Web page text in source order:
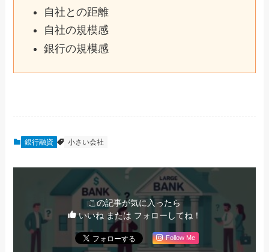
自社との距離
自社の規模感
銀行の規模感
銀行融資 小さい会社
この記事が気に入ったら
いいね または フォローしてね！
Follow Me